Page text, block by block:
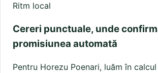
Ritm local
Cereri punctuale, unde
promisiunea automată
Pentru Horezu Poenari, luăm în